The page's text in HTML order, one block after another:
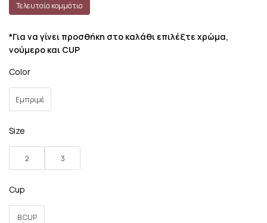
Τελευταία κομμάτια
*Για να γίνει προσθήκη στο καλάθι επιλέξτε χρώμα,
νούμερο και CUP
Color
Εμπριμέ
Size
2 3
Cup
B CUP